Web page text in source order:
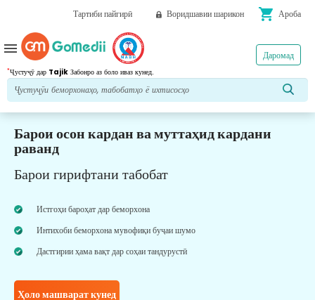
Тартиби пайгирӣ Воридшавии шарикон shopping_cart Ароба
*Ҷустуҷӯ дар Tajik Забонро аз боло иваз кунед.
Даромад
menu
Барои осон кардан ва муттаҳид кардани
раванд
Барои гирифтани табобат
Истгоҳи бароҳат дар беморхона
Интихоби беморхона мувофиқи буҷаи шумо
Дастгирии ҳама вақт дар соҳаи тандурустӣ
Ҳоло машварат кунед